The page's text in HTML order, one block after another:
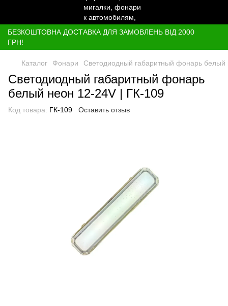
БЕЗКОШТОВНА ДОСТАВКА ДЛЯ ЗАМОВЛЕНЬ ВІД 2000
ГРН!
Каталог Фонари Светодиодный габаритный фонарь
Светодиодный габаритный фонарь
белый неон 12-24V | ГК-109
Код товара: ГК-109 Оставить отзыв